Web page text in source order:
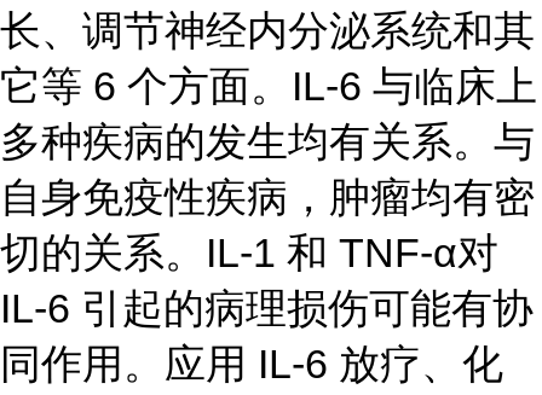
长、调节神经内分泌系统和其
它等 6 个方面。IL-6 与临床上
多种疾病的发生均有关系。与
自身免疫性疾病，肿瘤均有密
切的关系。IL-1 和 TNF-α对
IL-6 引起的病理损伤可能有协
同作用。应用 IL-6 放疗、化